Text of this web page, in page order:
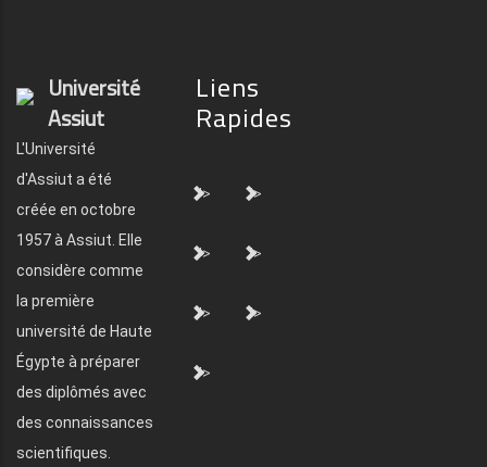
Université
Assiut
L'Université
d'Assiut a été
créée en octobre
1957 à Assiut. Elle
considère comme
la première
université de Haute
Égypte à préparer
des diplômés avec
des connaissances
scientifiques.
Liens
Rapides
"> ">
"> ">
"> ">
">